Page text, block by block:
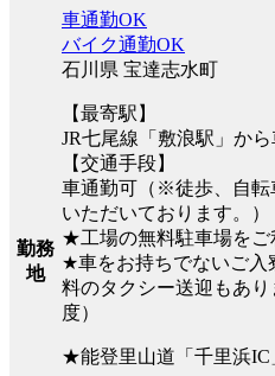
勤務
地
車通勤OK
バイク通勤OK
石川県 宝達志水町
【最寄駅】
JR七尾線「敷浪駅」から
【交通手段】
車通勤可（※徒歩、自転
いただいております。）
★工場の無料駐車場をご
★車をお持ちでないご入
料のタクシー送迎もあ
度）
★能登里山道「千里浜IC